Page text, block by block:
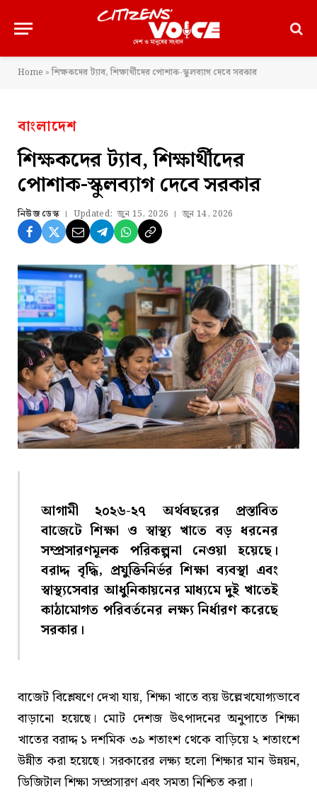
Home »শিক্ষকদের ট্যাব, শিক্ষার্থীদের পোশাক-স্কুলব্যাগ দেবে সরকার
বাংলাদেশ
শিক্ষকদের ট্যাব, শিক্ষার্থীদের
পোশাক-স্কুলব্যাগ দেবে সরকার
নিউজ ডেস্ক Updated: জুন 15, 2026 জুন 14, 2026
আগামী ২০২৬-২৭ অর্থবছরের প্রস্তাবিত
বাজেটে শিক্ষা ও স্বাস্থ্য খাতে বড় ধরনের
সম্প্রসারণমূলক পরিকল্পনা নেওয়া হয়েছে।
বরাদ্দ বৃদ্ধি, প্রযুক্তিনির্ভর শিক্ষা ব্যবস্থা এবং
স্বাস্থ্যসেবার আধুনিকায়নের মাধ্যমে দুই খাতেই
কাঠামোগত পরিবর্তনের লক্ষ্য নির্ধারণ করেছে
সরকার।
বাজেট বিশ্লেষণে দেখা যায়, শিক্ষা খাতে ব্যয় উল্লেখযোগ্যভাবে
বাড়ানো হয়েছে। মোট দেশজ উৎপাদনের অনুপাতে শিক্ষা
খাতের বরাদ্দ ১ দশমিক ৩৯ শতাংশ থেকে বাড়িয়ে ২ শতাংশে
উন্নীত করা হয়েছে। সরকারের লক্ষ্য হলো শিক্ষার মান উন্নয়ন,
ডিজিটাল শিক্ষা সম্প্রসারণ এবং সমতা নিশ্চিত করা।